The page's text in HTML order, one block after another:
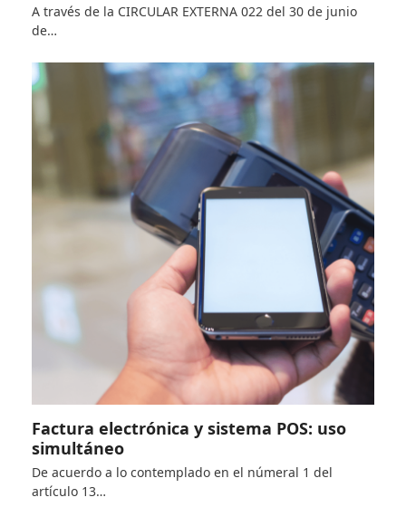
A través de la CIRCULAR EXTERNA 022 del 30 de junio
de…
Factura electrónica y sistema POS: uso
simultáneo
De acuerdo a lo contemplado en el númeral 1 del
artículo 13…